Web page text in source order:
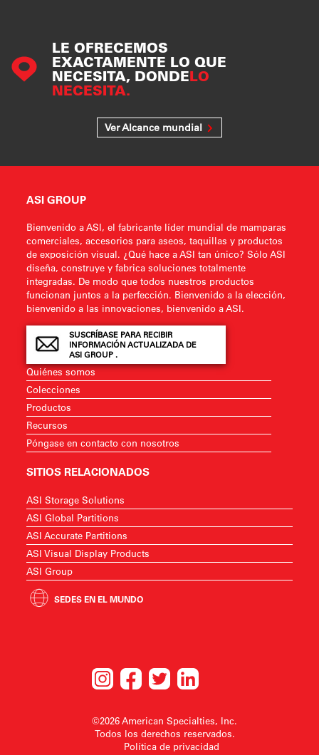
LE OFRECEMOS
EXACTAMENTE LO QUE
NECESITA, DONDELO
NECESITA.
Ver Alcance mundial
ASI GROUP
Bienvenido a ASI, el fabricante líder mundial de mamparas
comerciales, accesorios para aseos, taquillas y productos
de exposición visual. ¿Qué hace a ASI tan único? Sólo ASI
diseña, construye y fabrica soluciones totalmente
integradas. De modo que todos nuestros productos
funcionan juntos a la perfección. Bienvenido a la elección,
bienvenido a las innovaciones, bienvenido a ASI.
SUSCRÍBASE PARA RECIBIR
INFORMACIÓN ACTUALIZADA DE
ASI GROUP .
Quiénes somos
Colecciones
Productos
Recursos
Póngase en contacto con nosotros
SITIOS RELACIONADOS
ASI Storage Solutions
ASI Global Partitions
ASI Accurate Partitions
ASI Visual Display Products
ASI Group
SEDES EN EL MUNDO
©2026 American Specialties, Inc.
Todos los derechos reservados.
Política de privacidad